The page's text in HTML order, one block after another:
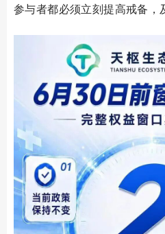
参与者都必须立刻提高戒备，